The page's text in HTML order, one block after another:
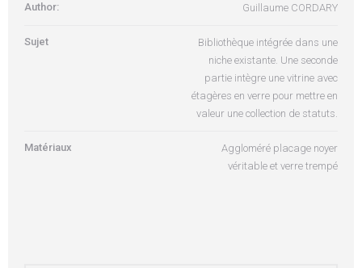
Author: Guillaume CORDARY
Sujet
Bibliothèque intégrée dans une
niche existante. Une seconde
partie intègre une vitrine avec
étagères en verre pour mettre en
valeur une collection de statuts.
Matériaux
Aggloméré placage noyer
véritable et verre trempé